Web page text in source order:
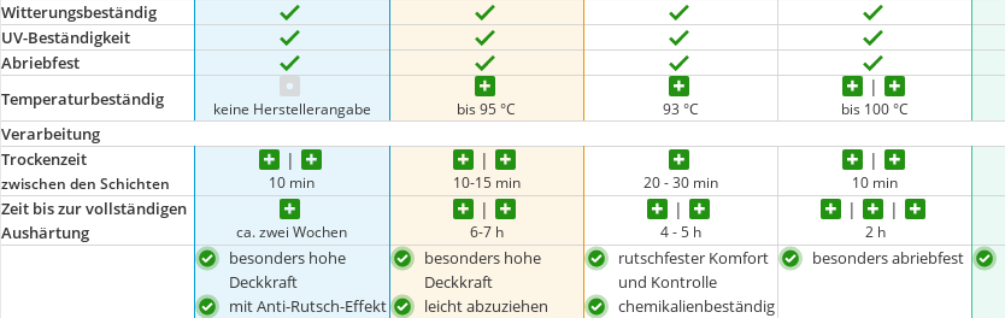
Witterungsbeständig
UV-Beständigkeit
Abriebfest
Temperaturbeständig
keine Herstellerangabe bis 95 °C 93 °C bis 100 °C
Verarbeitung
Trockenzeit
zwischen den Schichten 10 min 10-15 min 20 - 30 min 10 min
Zeit bis zur vollständigen
Aushärtung
ca. zwei Wochen 6-7 h 4 - 5 h 2 h
besonders hohe
Deckkraft
mit Anti-Rutsch-Effekt
besonders hohe
Deckkraft
leicht abzuziehen
rutschfester Komfort
und Kontrolle
chemikalienbeständig
besonders abriebfest